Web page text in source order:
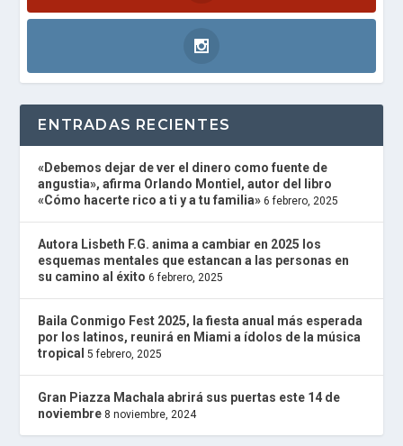
R
R
R
E
S
R
D
I
O
P
G
I
N
powered
W
o
r
ENTRADAS RECIENTES
«Debemos dejar de ver el dinero como fuente de
angustia», afirma Orlando Montiel, autor del libro
«Cómo hacerte rico a ti y a tu familia» 6 febrero, 2025
Autora Lisbeth F.G. anima a cambiar en 2025 los
esquemas mentales que estancan a las personas en
su camino al éxito 6 febrero, 2025
Baila Conmigo Fest 2025, la fiesta anual más esperada
por los latinos, reunirá en Miami a ídolos de la música
tropical 5 febrero, 2025
Gran Piazza Machala abrirá sus puertas este 14 de
noviembre 8 noviembre, 2024